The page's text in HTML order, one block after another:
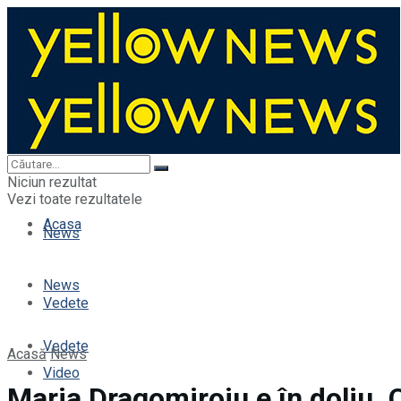
Acasa
News
Vedete
Video
Acasa
News
Vedete
Niciun rezultat
Vezi toate rezultatele
Acasă News